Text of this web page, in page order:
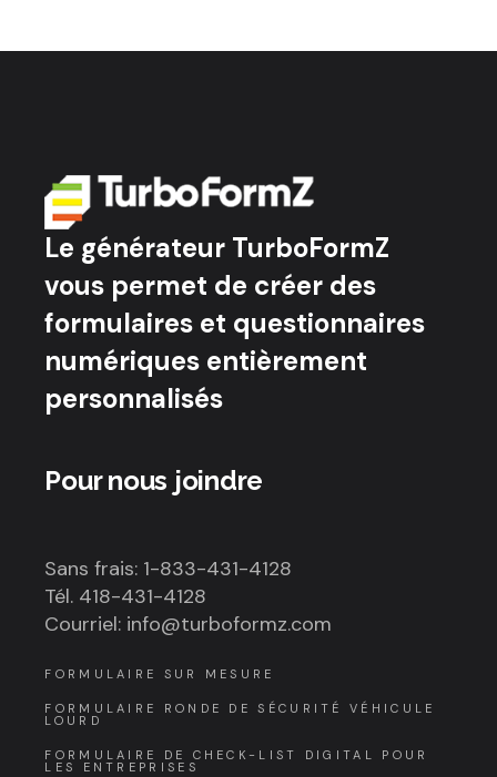
Le générateur TurboFormZ
vous permet de créer des
formulaires et questionnaires
numériques entièrement
personnalisés
Pour nous joindre
Sans frais: 1-833-431-4128
Tél. 418-431-4128
Courriel: info@turboformz.com
FORMULAIRE SUR MESURE
FORMULAIRE RONDE DE SÉCURITÉ VÉHICULE
LOURD
FORMULAIRE DE CHECK-LIST DIGITAL POUR
LES ENTREPRISES